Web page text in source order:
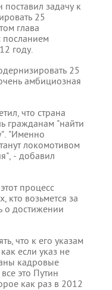
задачу к
25
глава
посланием
году.
25
амбициозная
что страна
гражданам "найти
"Именно
локомотивом
- добавил
процесс
кто возьмется за
о достижении
что к его указам
если указ не
кадровые
это Путин
как раз в 2012